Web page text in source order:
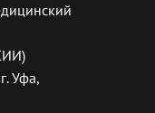
Уфа,